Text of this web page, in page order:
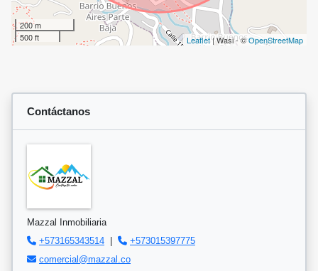
200 m
500 ft
Leaflet| Wasi - ©OpenStreetMap
Contáctanos
Mazzal Inmobiliaria
+573165343514
+573015397775
comercial@mazzal.co